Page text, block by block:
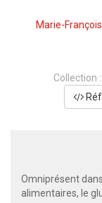
Marie-
Collection :
Omniprésent
alimentaires, le